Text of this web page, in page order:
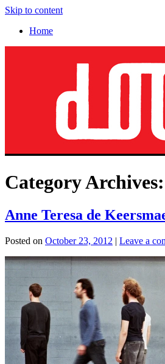
Skip to content
Home
Category Archives:
Anne Teresa de
Posted on October 23, 2012 | Leave a